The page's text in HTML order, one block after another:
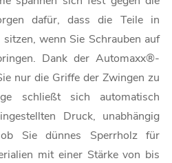
dafür, dass die Teile in
wenn Sie Schrauben auf
Dank der Automaxx®-
nur die Griffe der Zwingen zu
schließt sich automatisch
Druck, unabhängig
Sie dünnes Sperrholz für
mit einer Stärke von bis